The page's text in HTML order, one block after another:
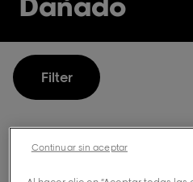
Filter
Continuar sin aceptar